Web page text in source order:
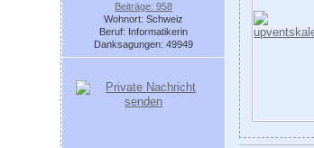
Beiträge: 958
Wohnort: Schweiz
Beruf: Informatikerin
Danksagungen: 49949